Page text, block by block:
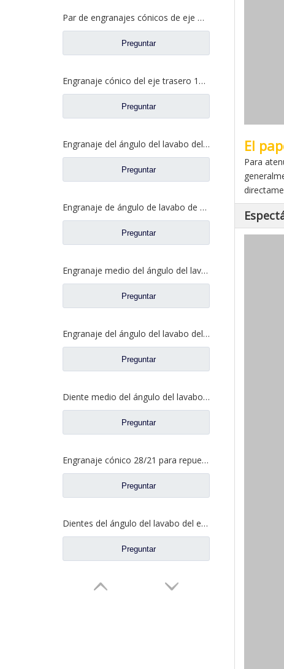
Par de engranajes cónicos de eje medio 15/29 para Ankai & Benz Axle Foton Auman North Benz Beiben Truck repuestos A3463535310
Preguntar
Engranaje cónico del eje trasero 15/29 para Ankai & Benz Axle Foton Auman North Benz Beiben Truck repuestos 24.02.101
Preguntar
Engranaje del ángulo del lavabo del eje trasero para los recambios 81.35199.6532 de Shamcan AulongTruck
Preguntar
Engranaje de ángulo de lavabo de puente medio para Shamcan AulongTruck repuestos DZ9112320689
Preguntar
Engranaje medio del ángulo del lavabo del puente para los recambios WG7121320252 del camión de Sinotruk Steyr
Preguntar
Engranaje del ángulo del lavabo del eje trasero para los recambios del camión de Sinotruk Steyr 199012320177
Preguntar
Diente medio del ángulo del lavabo del puente para los recambios AZ9981320154 del camión de Sinotruk Howo AC16
Preguntar
Engranaje cónico 28/21 para repuestos de camiones North Benz Beiben A3463502939
Preguntar
Dientes del ángulo del lavabo del eje trasero para los recambios AZ9981320157 del camión de Sinotruk Howo AC16
Preguntar
El
Para